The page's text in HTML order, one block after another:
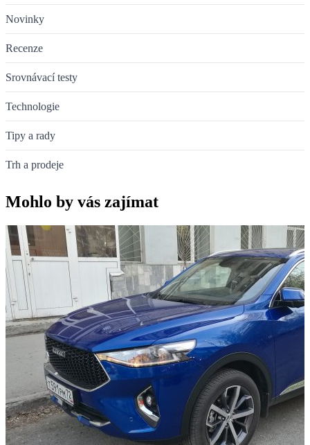
Novinky
Recenze
Srovnávací testy
Technologie
Tipy a rady
Trh a prodeje
Mohlo by vás zajímat